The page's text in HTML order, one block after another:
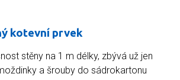
kotevní prvek
stěny na 1 m délky, zbývá už jen
a šrouby do sádrokartonu